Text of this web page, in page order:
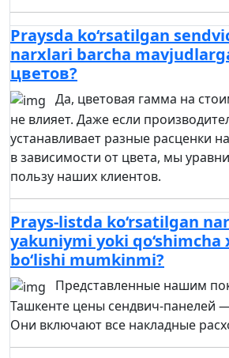
Praysda ko‘rsatilgan
narxlari barcha
цветов?
Да, цветовая гамма на
не влияет. Даже если
устанавливает разные расценки
в зависимости от цвета, мы
пользу наших клиентов.
Prays-listda ko‘rsatilgan
yakuniymi yoki
bo‘lishi mumkinmi?
Представленные нашим
Ташкенте цены сендвич-панелей
Они включают все накладные